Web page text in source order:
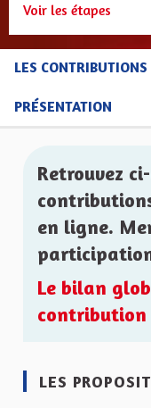
Voir les étapes
LES
PRÉSENTATION
Retrouvez
en ligne.
Le bilan
contribution
LES